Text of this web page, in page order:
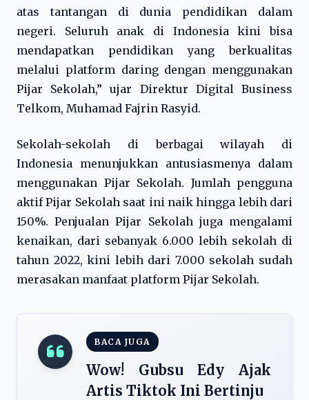
atas tantangan di dunia pendidikan dalam
negeri. Seluruh anak di Indonesia kini bisa
mendapatkan pendidikan yang berkualitas
melalui platform daring dengan menggunakan
Pijar Sekolah,” ujar Direktur Digital Business
Telkom, Muhamad Fajrin Rasyid.
Sekolah-sekolah di berbagai wilayah di
Indonesia menunjukkan antusiasmenya dalam
menggunakan Pijar Sekolah. Jumlah pengguna
aktif Pijar Sekolah saat ini naik hingga lebih dari
150%. Penjualan Pijar Sekolah juga mengalami
kenaikan, dari sebanyak 6.000 lebih sekolah di
tahun 2022, kini lebih dari 7.000 sekolah sudah
merasakan manfaat platform Pijar Sekolah.
BACA JUGA
Wow! Gubsu Edy Ajak
Artis Tiktok Ini Bertinju